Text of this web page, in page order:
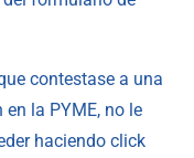
contestase a una
la PYME, no le
haciendo click